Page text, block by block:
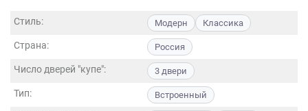
Стиль: Модерн Классика
Страна: Россия
Число дверей "купе": 3 двери
Тип: Встроенный
данных.